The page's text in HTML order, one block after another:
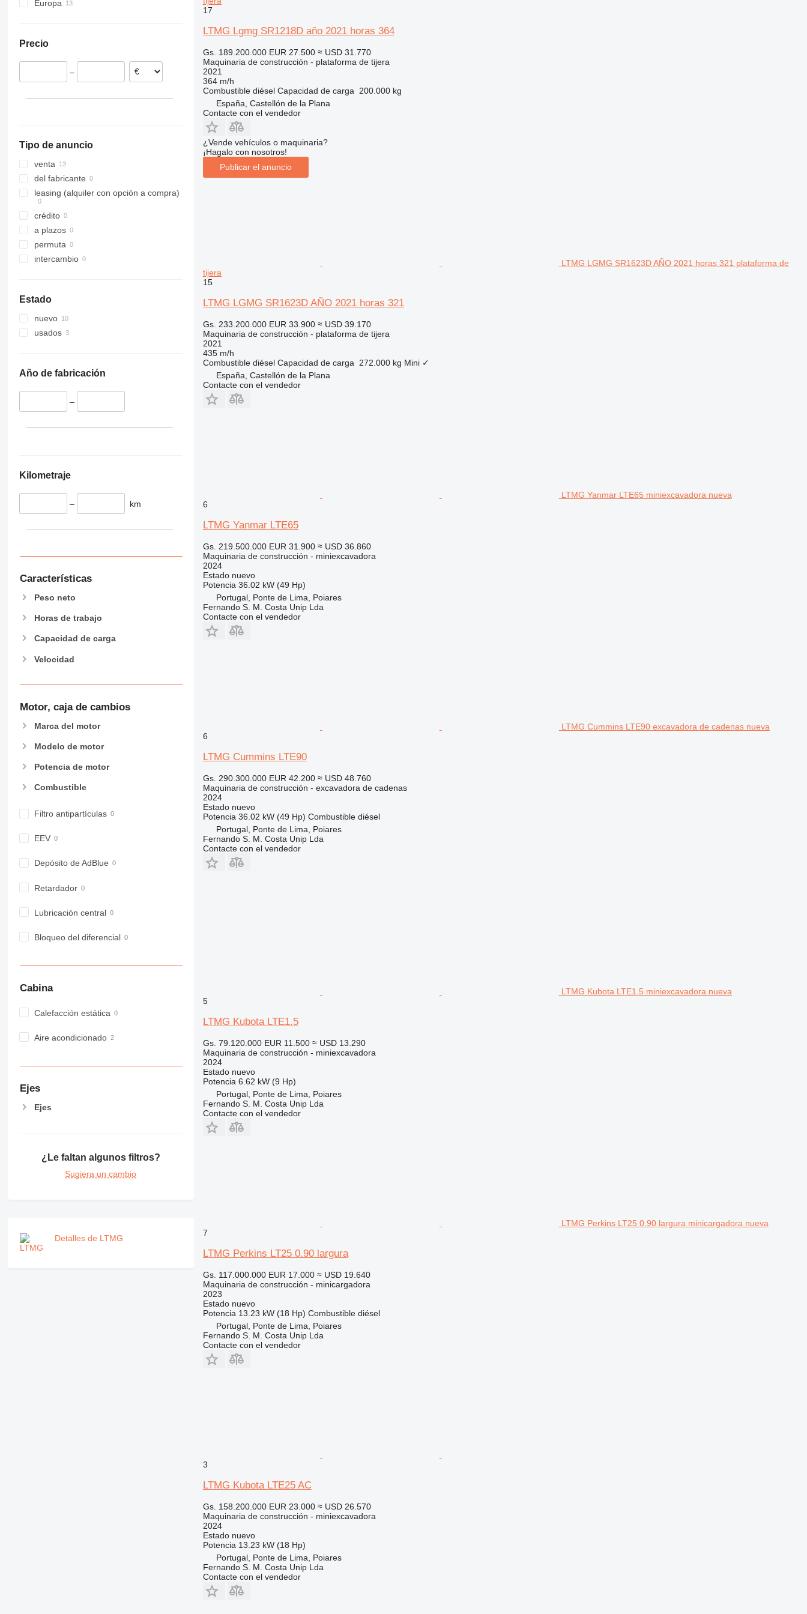
306
311
312
318
319
320
321
323
324
325
326
340
345
365
374
426
428
826
906
908
910
928
930
953
955
963
972
980
982
990
AP
CS
E-series
GC
407
427
435S
8018
8025
8026
8030
CT
JS
JZ
NXT
Vibromax
2030
3246
3369
Pecolift
R-series
Toucan
LTR
R-series
FMX
LM
SD
XE
XP
XR
Europa
Precio
–
Tipo de anuncio
venta
del fabricante
leasing (alquiler con opción a compra)
crédito
a plazos
permuta
intercambio
Estado
nuevo
usados
Año de fabricación
–
Kilometraje
– km
Características
Peso neto
Horas de trabajo
Capacidad de carga
Velocidad
Motor, caja de cambios
Marca del motor
Modelo de motor
Potencia de motor
Combustible
Filtro antipartículas
EEV
Depósito de AdBlue
Retardador
Lubricación central
Bloqueo del diferencial
Cabina
Calefacción estática
Aire acondicionado
Ejes
Ejes
¿Le faltan algunos filtros?
Sugiera un cambio
Detalles de LTMG
17
LTMG Lgmg SR1218D año 2021 horas 364
Gs. 189.200.000 EUR 27.500 ≈ USD 31.770
Maquinaria de construcción - plataforma de tijera
2021
364 m/h
Combustible diésel Capacidad de carga
200.000 kg
España, Castellón de la Plana
Contacte con el vendedor
¿Vende vehículos o maquinaria?
¡Hagalo con nosotros!
Publicar el anuncio
LTMG LGMG SR1623D AÑO 2021 horas 321 plataforma de
tijera
15
LTMG LGMG SR1623D AÑO 2021 horas 321
Gs. 233.200.000 EUR 33.900 ≈ USD 39.170
Maquinaria de construcción - plataforma de tijera
2021
435 m/h
Combustible diésel Capacidad de carga 272.000 kg Mini ✓
España, Castellón de la Plana
Contacte con el vendedor
LTMG Yanmar LTE65 miniexcavadora nueva
6
LTMG Yanmar LTE65
Gs. 219.500.000 EUR 31.900 ≈ USD 36.860
Maquinaria de construcción - miniexcavadora
2024
Estadonuevo
Potencia 36.02 kW (49 Hp)
Portugal, Ponte de Lima, Poiares
Fernando S. M. Costa Unip Lda
Contacte con el vendedor
LTMG Cummins LTE90 excavadora de cadenas nueva
6
LTMG Cummins LTE90
Gs. 290.300.000 EUR 42.200 ≈ USD 48.760
Maquinaria de construcción - excavadora de cadenas
2024
Estadonuevo
Potencia 36.02 kW (49 Hp) Combustible diésel
Portugal, Ponte de Lima, Poiares
Fernando S. M. Costa Unip Lda
Contacte con el vendedor
LTMG Kubota LTE1.5 miniexcavadora nueva
5
LTMG Kubota LTE1.5
Gs. 79.120.000 EUR 11.500 ≈ USD 13.290
Maquinaria de construcción - miniexcavadora
2024
Estadonuevo
Potencia 6.62 kW (9 Hp)
Portugal, Ponte de Lima, Poiares
Fernando S. M. Costa Unip Lda
Contacte con el vendedor
LTMG Perkins LT25 0.90 largura minicargadora nueva
7
LTMG Perkins LT25 0.90 largura
Gs. 117.000.000 EUR 17.000 ≈ USD 19.640
Maquinaria de construcción - minicargadora
2023
Estadonuevo
Potencia 13.23 kW (18 Hp) Combustible diésel
Portugal, Ponte de Lima, Poiares
Fernando S. M. Costa Unip Lda
Contacte con el vendedor
3
LTMG Kubota LTE25 AC
Gs. 158.200.000 EUR 23.000 ≈ USD 26.570
Maquinaria de construcción - miniexcavadora
2024
Estadonuevo
Potencia 13.23 kW (18 Hp)
Portugal, Ponte de Lima, Poiares
Fernando S. M. Costa Unip Lda
Contacte con el vendedor